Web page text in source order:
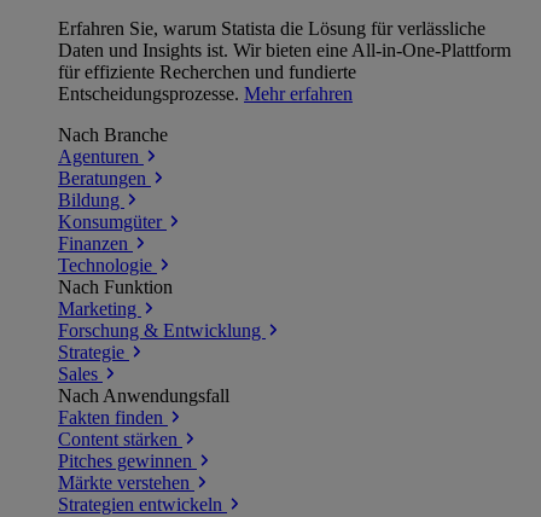
Erfahren Sie, warum Statista die Lösung für verlässliche
Daten und Insights ist. Wir bieten eine All-in-One-Plattform
für effiziente Recherchen und fundierte
Entscheidungsprozesse. Mehr erfahren
Nach Branche
Agenturen
Beratungen
Bildung
Konsumgüter
Finanzen
Technologie
Nach Funktion
Marketing
Forschung & Entwicklung
Strategie
Sales
Nach Anwendungsfall
Fakten finden
Content stärken
Pitches gewinnen
Märkte verstehen
Strategien entwickeln